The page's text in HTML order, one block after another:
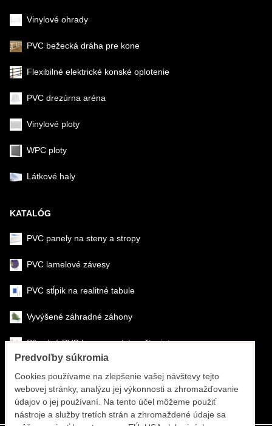
Vinylové ohrady
PVC bežecká dráha pre kone
Flexibilné elektrické konské oplotenie
PVC drezúrna aréna
Vinylové ploty
WPC ploty
Látkové haly
KATALÓG
PVC panely na steny a stropy
PVC lamelové závesy
PVC stĺpik na realitné tabule
Vyvýšené záhradné záhony
Pôrodné PVC boxy na odchov šteniat
Športové systémy
Predvoľby súkromia
Cookies používame na zlepšenie vašej návštevy tejto
webovej stránky, analýzu jej výkonnosti a zhromažďovanie
údajov o jej používaní. Na tento účel môžeme použiť
nástroje a služby tretích strán a zhromaždené údaje sa